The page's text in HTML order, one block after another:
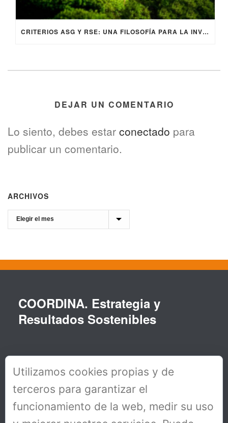
CRITERIOS ASG Y RSE: UNA FILOSOFÍA PARA LA INVERSIÓN SOSTENIBLE Y RESPONSABLE
DEJAR UN COMENTARIO
Lo siento, debes estar conectado para
publicar un comentario.
ARCHIVOS
Archivos
COORDINA. Estrategia y
Resultados Sostenibles
Utilizamos cookies propias y de
terceros para garantizar el
funcionamiento de la web, medir su uso